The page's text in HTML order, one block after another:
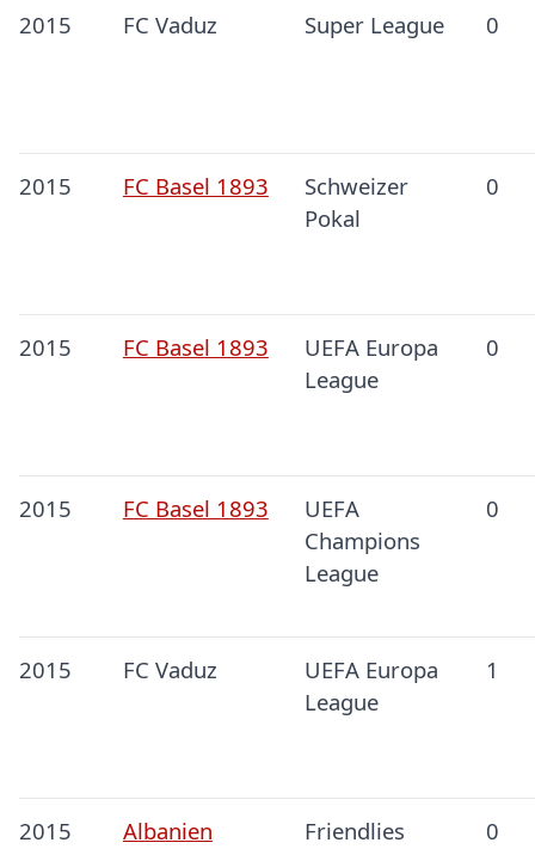
2015 FC Vaduz Super League 0
2015 FC Basel 1893
Schweizer
Pokal
0
2015 FC Basel 1893
UEFA Europa
League
0
2015 FC Basel 1893
UEFA
Champions
League
0
2015 FC Vaduz
UEFA Europa
League
1
2015 Albanien Friendlies 0